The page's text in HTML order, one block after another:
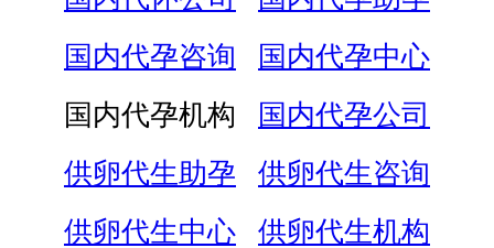
国内代孕咨询
国内代孕中心
国内代孕机构
国内代孕公司
供卵代生助孕
供卵代生咨询
供卵代生中心
供卵代生机构